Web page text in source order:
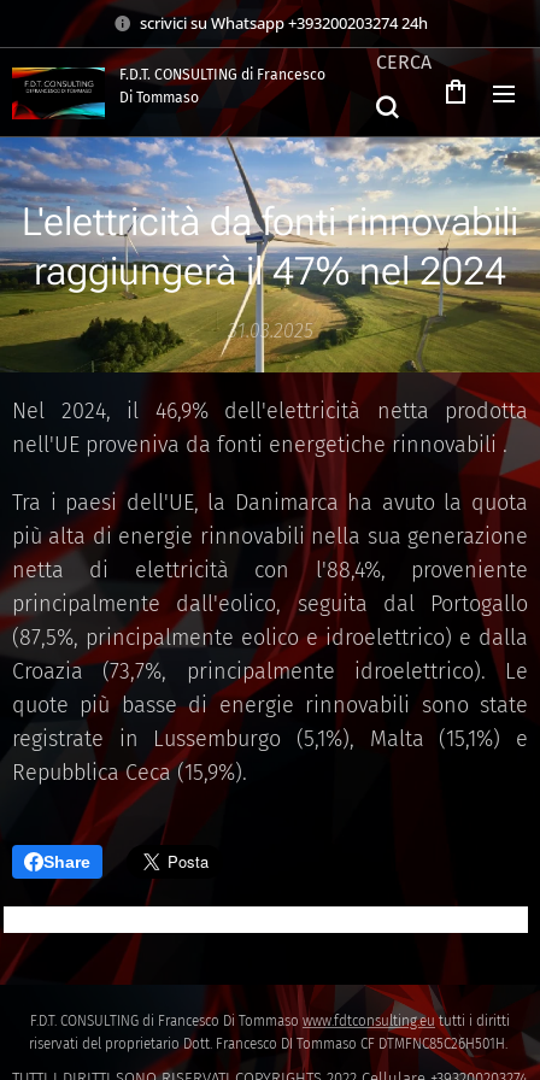
scrivici su Whatsapp +393200203274 24h
F.D.T. CONSULTING di Francesco
Di Tommaso
CERCA
L'elettricità da fonti rinnovabili
raggiungerà il 47% nel 2024
31.03.2025
Nel 2024, il 46,9% dell'elettricità netta prodotta
nell'UE proveniva da fonti energetiche rinnovabili .
Tra i paesi dell'UE, la Danimarca ha avuto la quota
più alta di energie rinnovabili nella sua generazione
netta di elettricità con l'88,4%, proveniente
principalmente dall'eolico, seguita dal Portogallo
(87,5%, principalmente eolico e idroelettrico) e dalla
Croazia (73,7%, principalmente idroelettrico). Le
quote più basse di energie rinnovabili sono state
registrate in Lussemburgo (5,1%), Malta (15,1%) e
Repubblica Ceca (15,9%).
Share
F.D.T. CONSULTING di Francesco Di Tommaso www.fdtconsulting.eu tutti i diritti
riservati del proprietario Dott. Francesco DI Tommaso CF DTMFNC85C26H501H.